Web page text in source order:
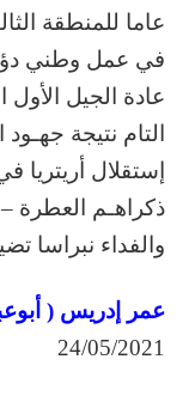
عاما للمنطقة
في عمل وطني
عادة الجيل
التام نتيجة
ذكراهـم العطرة
والفداء نبراسا
عمر إدريس (
24/05/2021